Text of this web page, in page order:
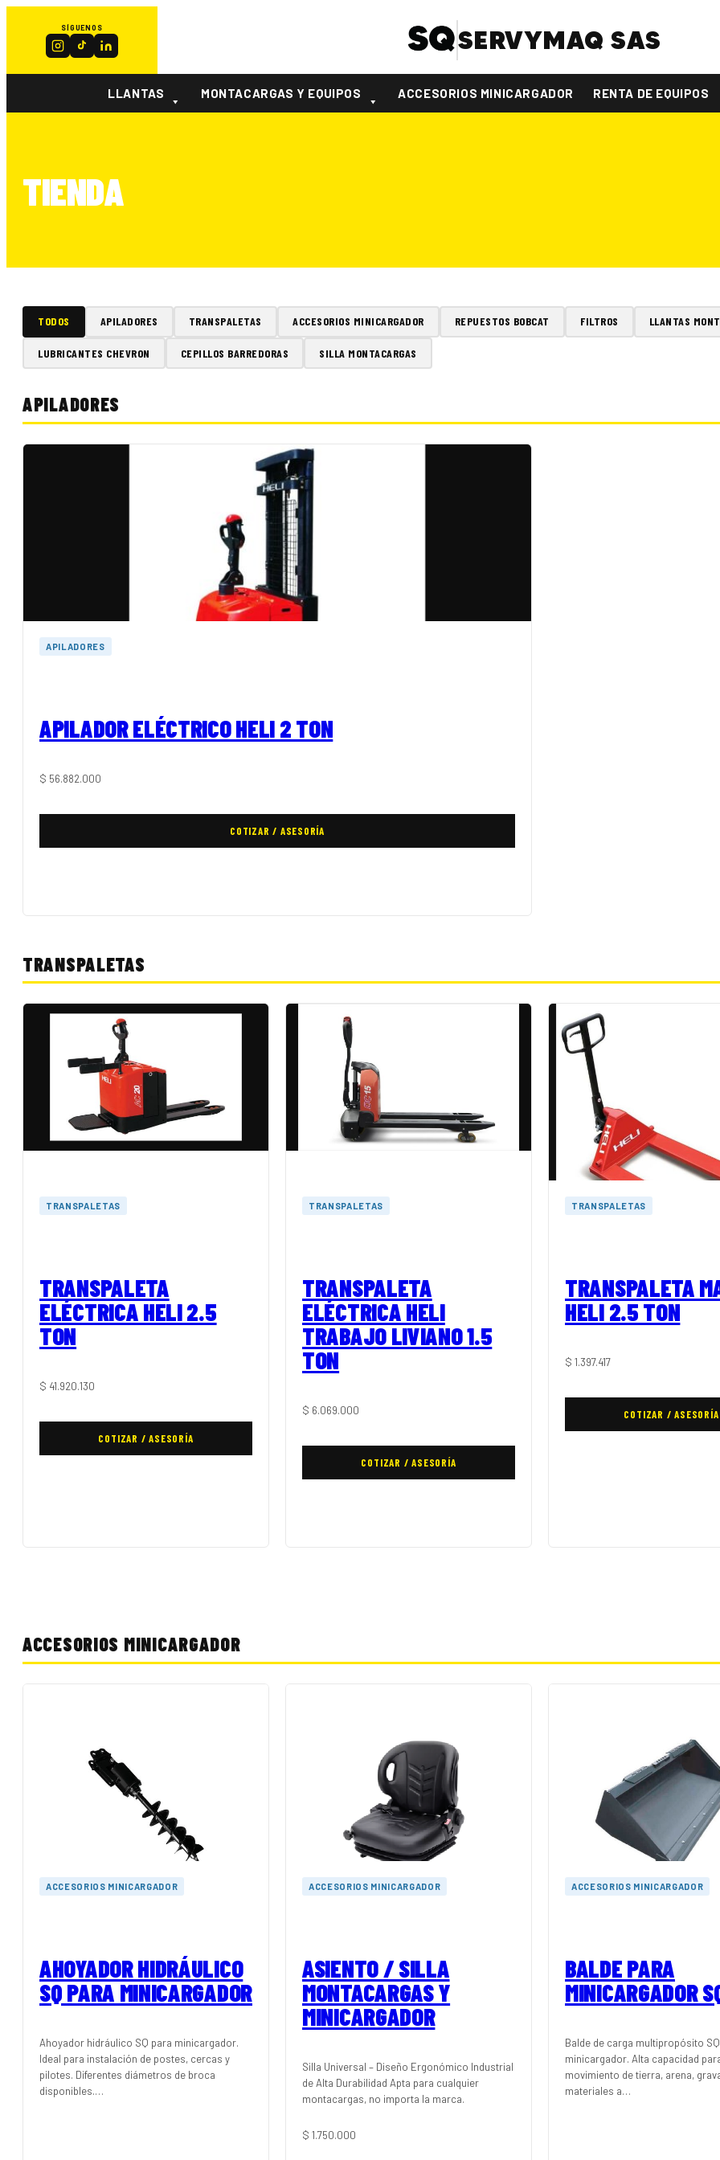
SÍGUENOS SERVYMAQ SAS
LLANTAS MONTACARGAS Y EQUIPOS ACCESORIOS MINICARGADOR RENTA DE EQUIPOS
TIENDA
TODOS APILADORES TRANSPALETAS ACCESORIOS MINICARGADOR REPUESTOS BOBCAT FILTROS LLANTAS
LUBRICANTES CHEVRON CEPILLOS BARREDORAS SILLA MONTACARGAS
APILADORES
APILADORES
APILADOR ELÉCTRICO HELI 2 TON
$ 56.882.000
COTIZAR / ASESORÍA
TRANSPALETAS
TRANSPALETAS
TRANSPALETA
ELÉCTRICA HELI 2.5
TON
$ 41.920.130
COTIZAR / ASESORÍA
TRANSPALETAS
TRANSPALETA
ELÉCTRICA HELI
TRABAJO LIVIANO 1.5
TON
$ 6.069.000
COTIZAR / ASESORÍA
TRANSPALETAS
TRANSPALETA
HELI 2.5 TON
$ 1.397.417
COTIZAR / ASESORÍA
ACCESORIOS MINICARGADOR
ACCESORIOS MINICARGADOR
AHOYADOR HIDRÁULICO
SQ PARA MINICARGADOR
Ahoyador hidráulico SQ para minicargador.
Ideal para instalación de postes, cercas y
pilotes. Diferentes diámetros de broca
disponibles.…
ACCESORIOS MINICARGADOR
ASIENTO / SILLA
MONTACARGAS Y
MINICARGADOR
Silla Universal – Diseño Ergonómico Industrial
de Alta Durabilidad Apta para cualquier
montacargas, no importa la marca.
$ 1.750.000
ACCESORIOS MINICARGADOR
BALDE PARA
MINICARGADOR
Balde de carga multipropósito
minicargador. Alta capacidad
movimiento de tierra, arena,
materiales a…